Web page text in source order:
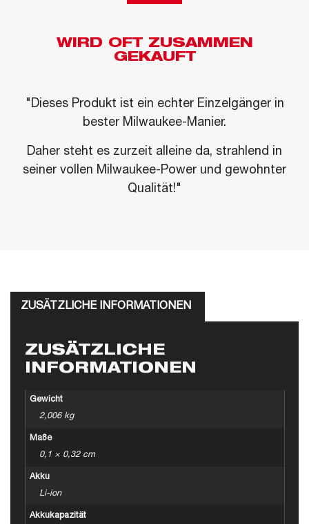
WIRD OFT ZUSAMMEN
GEKAUFT
"Dieses Produkt ist ein echter Einzelgänger in
bester Milwaukee-Manier.
Daher steht es zurzeit alleine da, strahlend in
seiner vollen Milwaukee-Power und gewohnter
Qualität!"
ZUSÄTZLICHE INFORMATIONEN
ZUSÄTZLICHE
INFORMATIONEN
Gewicht
2,006 kg
Maße
0,1 × 0,32 cm
Akku
Li-ion
Akkukapazität